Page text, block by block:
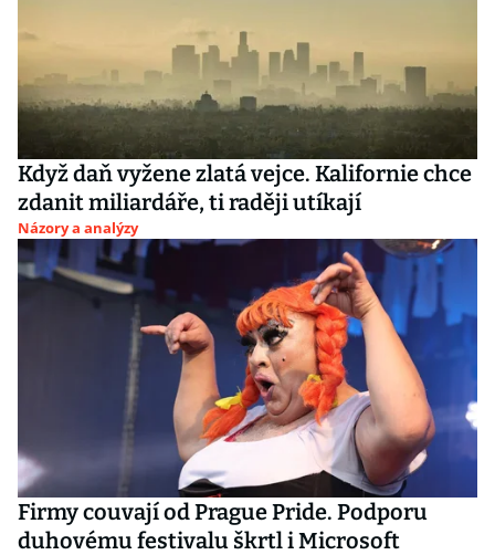
Když daň vyžene zlatá vejce. Kalifornie chce
zdanit miliardáře, ti raději utíkají
Názory a analýzy
Firmy couvají od Prague Pride. Podporu
duhovému festivalu škrtl i Microsoft